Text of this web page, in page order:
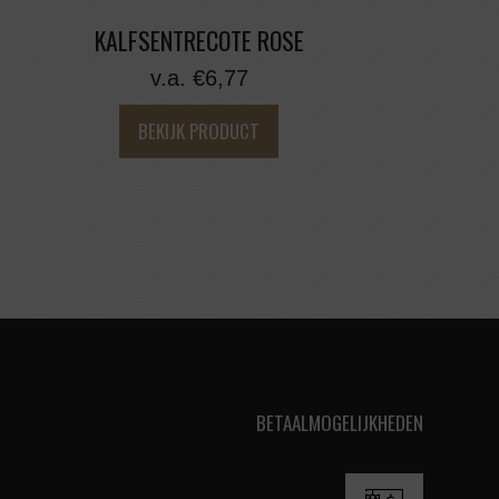
KALFSENTRECOTE ROSE
v.a. €6,77
BEKIJK PRODUCT
BETAALMOGELIJKHEDEN